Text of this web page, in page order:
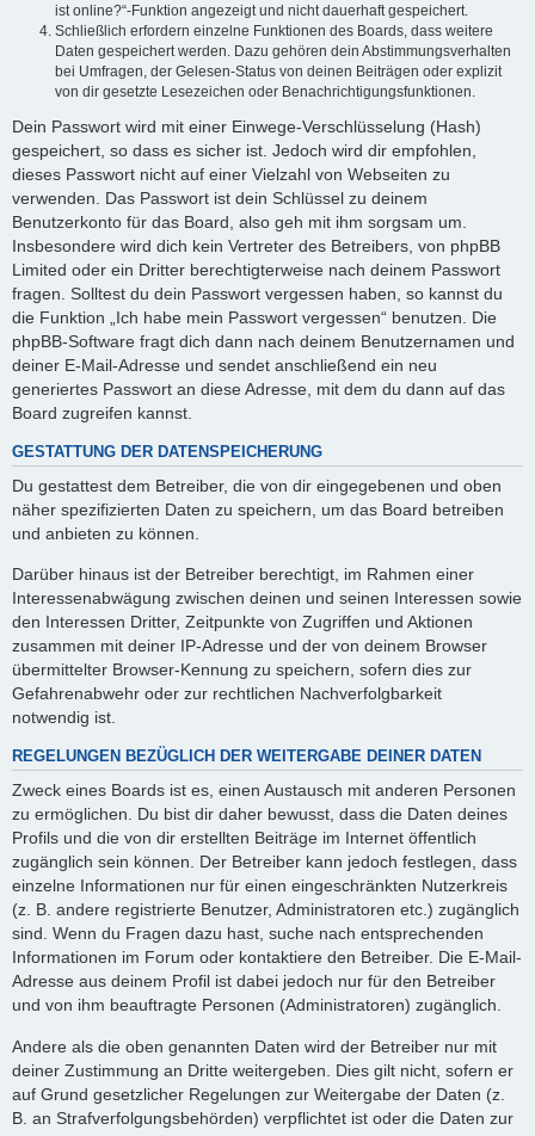
ist online?“-Funktion angezeigt und nicht dauerhaft gespeichert.
Schließlich erfordern einzelne Funktionen des Boards, dass weitere
Daten gespeichert werden. Dazu gehören dein Abstimmungsverhalten
bei Umfragen, der Gelesen-Status von deinen Beiträgen oder explizit
von dir gesetzte Lesezeichen oder Benachrichtigungsfunktionen.
Dein Passwort wird mit einer Einwege-Verschlüsselung (Hash)
gespeichert, so dass es sicher ist. Jedoch wird dir empfohlen,
dieses Passwort nicht auf einer Vielzahl von Webseiten zu
verwenden. Das Passwort ist dein Schlüssel zu deinem
Benutzerkonto für das Board, also geh mit ihm sorgsam um.
Insbesondere wird dich kein Vertreter des Betreibers, von phpBB
Limited oder ein Dritter berechtigterweise nach deinem Passwort
fragen. Solltest du dein Passwort vergessen haben, so kannst du
die Funktion „Ich habe mein Passwort vergessen“ benutzen. Die
phpBB-Software fragt dich dann nach deinem Benutzernamen und
deiner E-Mail-Adresse und sendet anschließend ein neu
generiertes Passwort an diese Adresse, mit dem du dann auf das
Board zugreifen kannst.
GESTATTUNG DER DATENSPEICHERUNG
Du gestattest dem Betreiber, die von dir eingegebenen und oben
näher spezifizierten Daten zu speichern, um das Board betreiben
und anbieten zu können.
Darüber hinaus ist der Betreiber berechtigt, im Rahmen einer
Interessenabwägung zwischen deinen und seinen Interessen sowie
den Interessen Dritter, Zeitpunkte von Zugriffen und Aktionen
zusammen mit deiner IP-Adresse und der von deinem Browser
übermittelter Browser-Kennung zu speichern, sofern dies zur
Gefahrenabwehr oder zur rechtlichen Nachverfolgbarkeit
notwendig ist.
REGELUNGEN BEZÜGLICH DER WEITERGABE DEINER DATEN
Zweck eines Boards ist es, einen Austausch mit anderen Personen
zu ermöglichen. Du bist dir daher bewusst, dass die Daten deines
Profils und die von dir erstellten Beiträge im Internet öffentlich
zugänglich sein können. Der Betreiber kann jedoch festlegen, dass
einzelne Informationen nur für einen eingeschränkten Nutzerkreis
(z. B. andere registrierte Benutzer, Administratoren etc.) zugänglich
sind. Wenn du Fragen dazu hast, suche nach entsprechenden
Informationen im Forum oder kontaktiere den Betreiber. Die E-Mail-
Adresse aus deinem Profil ist dabei jedoch nur für den Betreiber
und von ihm beauftragte Personen (Administratoren) zugänglich.
Andere als die oben genannten Daten wird der Betreiber nur mit
deiner Zustimmung an Dritte weitergeben. Dies gilt nicht, sofern er
auf Grund gesetzlicher Regelungen zur Weitergabe der Daten (z.
B. an Strafverfolgungsbehörden) verpflichtet ist oder die Daten zur